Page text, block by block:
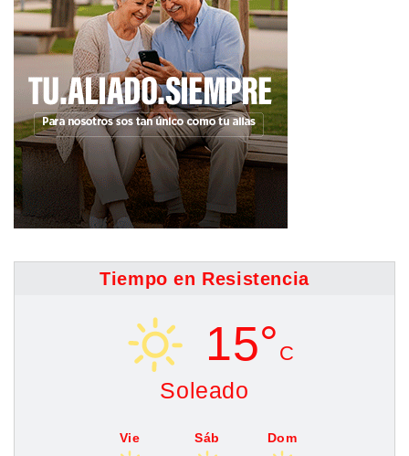
Tiempo en Resistencia
15° C
Soleado
Vie Sáb Dom